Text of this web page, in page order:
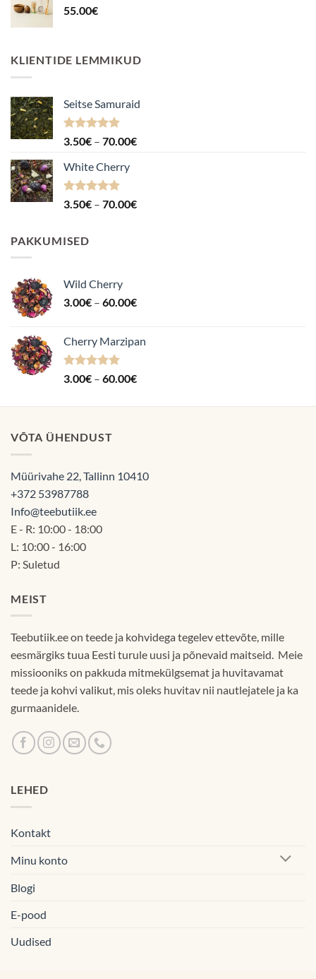
55.00€
KLIENTIDE LEMMIKUD
Seitse Samuraid
Hinnanguga
3.50€ – 70.00€Hinnavahemik:
White Cherry
Hinnanguga
3.50€ – 70.00€Hinnavahemik:
PAKKUMISED
Wild Cherry
3.00€ – 60.00€Hinnavahemik:
60.00€
Cherry Marzipan
Hinnanguga
3.00€ – 60.00€Hinnavahemik:
kuni
VÕTA ÜHENDUST
Müürivahe 22, Tallinn 10410
+372 53987788
Info@teebutiik.ee
E - R: 10:00 - 18:00
L: 10:00 - 16:00
P: Suletud
MEIST
Teebutiik.ee on teede ja kohvidega tegelev ettevõte, mille
eesmärgiks tuua Eesti turule uusi ja põnevaid maitseid. Meie
missiooniks on pakkuda mitmekülgsemat ja huvitavamat
teede ja kohvi valikut, mis oleks huvitav nii nautlejatele ja ka
gurmaanidele.
LEHED
Kontakt
Minu konto
Blogi
E-pood
Uudised